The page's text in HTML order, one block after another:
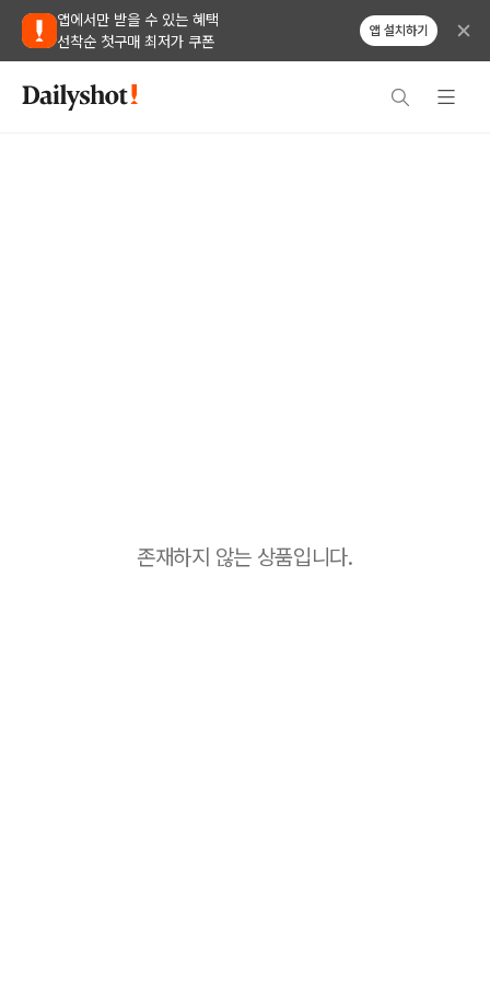
앱에서만 받을 수 있는 혜택
선착순 첫구매 최저가 쿠폰
앱 설치하기
존재하지 않는 상품입니다.